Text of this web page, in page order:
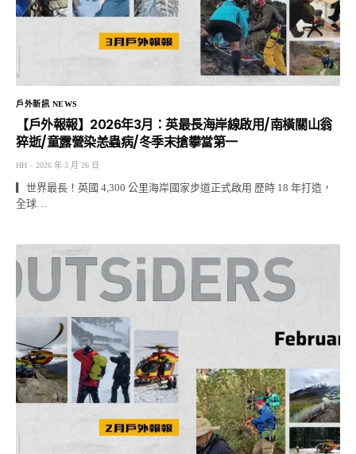
戶外新訊 NEWS
【戶外報報】2026年3月：英最長海岸線啟用/南橫關山翁
猝逝/童露營染恙蟲病/冬季末搶攀當第一
HH 2026 年 3 月 26 日
▎世界最長！英國 4,300 公里海岸國家步道正式啟用 歷時 18 年打造，
全球…